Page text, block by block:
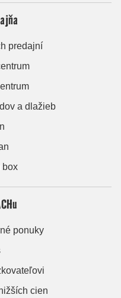
predajní
a dlažieb
box
ponuky
cien